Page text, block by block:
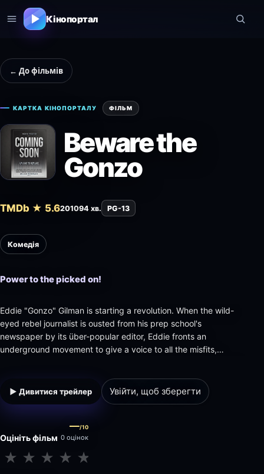
Кінопортал
← До фільмів
КАРТКА КІНОПОРТАЛУ ФІЛЬМ
Beware the
Gonzo
TMDb ★ 5.6201094 хв. PG-13
Комедія
Power to the picked on!
Eddie "Gonzo" Gilman is starting a revolution. When the wild-
eyed rebel journalist is ousted from his prep school's
newspaper by its über-popular editor, Eddie fronts an
underground movement to give a voice to all the misfits,
▶ Дивитися трейлер Увійти, щоб зберегти
Оцініть фільм
—/10
0 оцінок
★ ★ ★ ★ ★